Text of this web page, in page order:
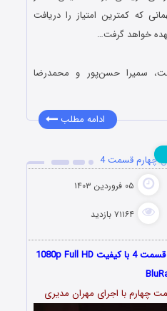
که کمترین امتیاز را دریافت
خواهد گرفت…
سمیرا حسن‌پور و محمدرضا
ادامه مطلب
چهارم قسمت 4
۰۵ فروردین ۱۴۰۳
۷۱۱۶۴ بازدید
دانلود سریال اسکار فصل چهارم قسمت 4 با کیفیت 1080p Full HD